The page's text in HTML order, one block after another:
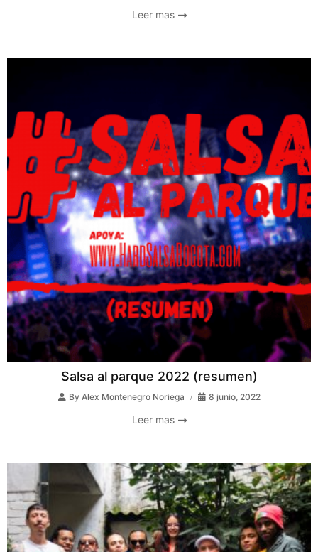
Leer mas
Salsa al parque 2022 (resumen)
By Alex Montenegro Noriega 8 junio, 2022
Leer mas